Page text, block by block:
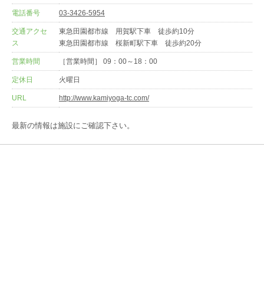
電話番号 03-3426-5954
交通アクセ
ス
東急田園都市線 用賀駅下車 徒歩約10分
東急田園都市線 桜新町駅下車 徒歩約20分
営業時間 ［営業時間］ 09：00～18：00
定休日 火曜日
URL http://www.kamiyoga-tc.com/
最新の情報は施設にご確認下さい。